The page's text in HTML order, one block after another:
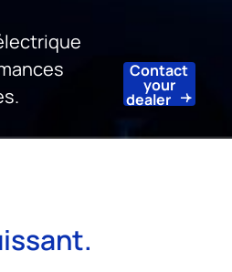
Contact
your
dealer